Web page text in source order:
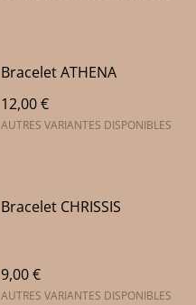
Bracelet ATHENA
12,00 €
AUTRES VARIANTES DISPONIBLES
Bracelet CHRISSIS
9,00 €
AUTRES VARIANTES DISPONIBLES